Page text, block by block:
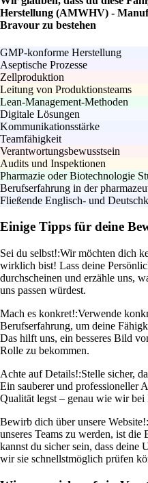
Herstellung (AMWHV) -
Bravour zu bestehen
GMP-konforme Herstellung
Aseptische Prozesse
Zellproduktion
Leitung von Produktionsteams
Lean-Management-Methoden
Digitale Lösungen
Kommunikationsstärke
Teamfähigkeit
Verantwortungsbewusstsein
Audits und Inspektionen
Pharmazie oder Biotechnologie
Berufserfahrung in der
Fließende Englisch- und
Einige Tipps für deine
Sei du selbst!:Wir möchten dich
wirklich bist! Lass deine
durchscheinen und erzähle uns,
uns passen würdest.
Mach es konkret!:Verwende
Berufserfahrung, um deine
Das hilft uns, ein besseres Bild
Rolle zu bekommen.
Achte auf Details!:Stelle sicher,
Ein sauberer und professioneller
Qualität legst – genau wie wir
Bewirb dich über unsere Website!:
unseres Teams zu werden, ist die
kannst du sicher sein, dass deine
wir sie schnellstmöglich prüfen